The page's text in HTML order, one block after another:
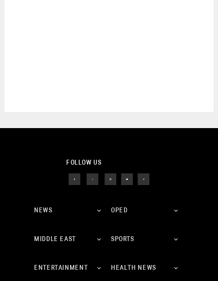
FOLLOW US
NEWS OPED
MIDDLE EAST SPORTS
ENTERTAINMENT HEALTH NEWS